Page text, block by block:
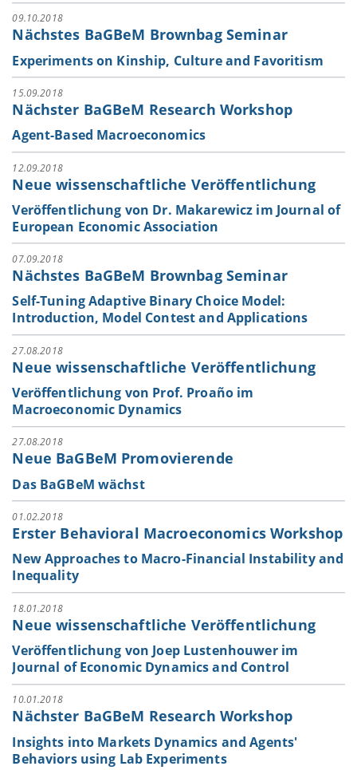
09.10.2018
Nächstes BaGBeM Brownbag Seminar
Experiments on Kinship, Culture and Favoritism
15.09.2018
Nächster BaGBeM Research Workshop
Agent-Based Macroeconomics
12.09.2018
Neue wissenschaftliche Veröffentlichung
Veröffentlichung von Dr. Makarewicz im Journal of
European Economic Association
07.09.2018
Nächstes BaGBeM Brownbag Seminar
Self-Tuning Adaptive Binary Choice Model:
Introduction, Model Contest and Applications
27.08.2018
Neue wissenschaftliche Veröffentlichung
Veröffentlichung von Prof. Proaño im
Macroeconomic Dynamics
27.08.2018
Neue BaGBeM Promovierende
Das BaGBeM wächst
01.02.2018
Erster Behavioral Macroeconomics Workshop
New Approaches to Macro-Financial Instability and
Inequality
18.01.2018
Neue wissenschaftliche Veröffentlichung
Veröffentlichung von Joep Lustenhouwer im
Journal of Economic Dynamics and Control
10.01.2018
Nächster BaGBeM Research Workshop
Insights into Markets Dynamics and Agents'
Behaviors using Lab Experiments